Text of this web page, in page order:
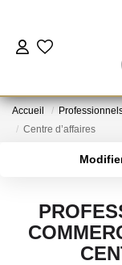
Accueil
Centre d’affaires
Sélectionnez...
Type de bien